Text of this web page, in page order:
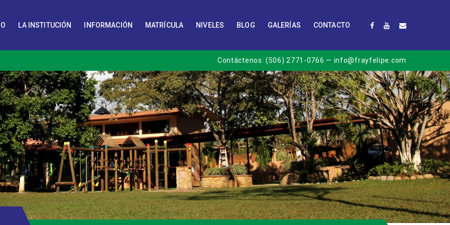
LA INSTITUCIÓN INFORMACIÓN MATRÍCULA NIVELES BLOG GALERÍAS CONTACTO
Contáctenos:(506) 2771-0766 — info@frayfelipe.com